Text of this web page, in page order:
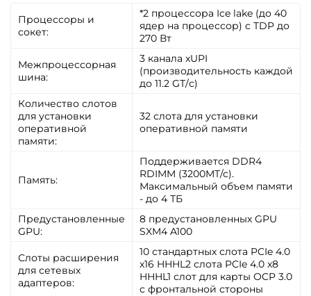
Процессоры и
сокет:
*2 процессора Ice lake (до 40
ядер на процессор) c TDP до
270 Вт
Межпроцессорная
шина:
3 канала xUPI
(производительность каждой
до 11.2 GТ/с)
Количество слотов
для установки
оперативной
памяти:
32 слота для установки
оперативной памяти
Память:
Поддерживается DDR4
RDIMM (3200MT/c).
Максимальный объем памяти
- до 4 ТБ
Предустановленные
GPU:
8 предустановленных GPU
SXM4 A100
Слоты расширения
для сетевых
адаптеров:
10 стандартных слота PCIe 4.0
x16 HHHL2 слота PCIe 4.0 x8
HHHL1 слот для карты OCP 3.0
с фронтальной стороны